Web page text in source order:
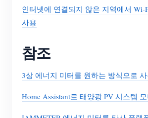
인터넷에 연결되지 않은 지역에서 Wi-
사용
참조
3상 에너지 미터를 원하는 방식으로
Home Assistant로 태양광 PV 시스템